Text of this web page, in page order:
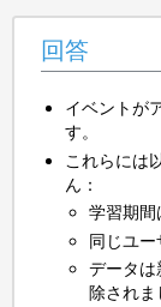
回答
イベントが
す。
これらには
ん：
学習期間
同じユ
データは
除されま